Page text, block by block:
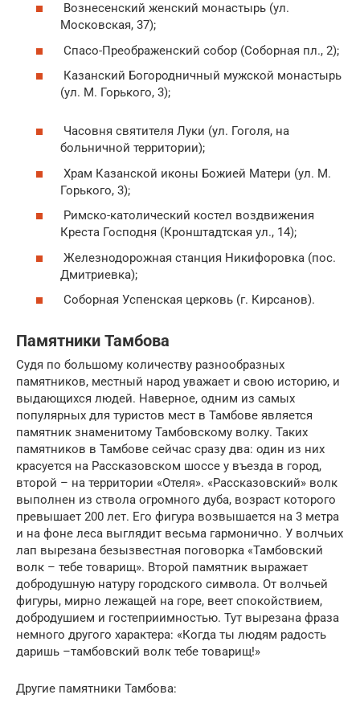
Вознесенский женский монастырь (ул.
Московская, 37);
Спасо-Преображенский собор (Соборная пл., 2);
Казанский Богородничный мужской монастырь
(ул. М. Горького, 3);
Часовня святителя Луки (ул. Гоголя, на
больничной территории);
Храм Казанской иконы Божией Матери (ул. М.
Горького, 3);
Римско-католический костел воздвижения
Креста Господня (Кронштадтская ул., 14);
Железнодорожная станция Никифоровка (пос.
Дмитриевка);
Соборная Успенская церковь (г. Кирсанов).
Памятники Тамбова
Судя по большому количеству разнообразных
памятников, местный народ уважает и свою историю, и
выдающихся людей. Наверное, одним из самых
популярных для туристов мест в Тамбове является
памятник знаменитому Тамбовскому волку. Таких
памятников в Тамбове сейчас сразу два: один из них
красуется на Рассказовском шоссе у въезда в город,
второй – на территории «Отеля». «Рассказовский» волк
выполнен из ствола огромного дуба, возраст которого
превышает 200 лет. Его фигура возвышается на 3 метра
и на фоне леса выглядит весьма гармонично. У волчьих
лап вырезана безызвестная поговорка «Тамбовский
волк – тебе товарищ». Второй памятник выражает
добродушную натуру городского символа. От волчьей
фигуры, мирно лежащей на горе, веет спокойствием,
добродушием и гостеприимностью. Тут вырезана фраза
немного другого характера: «Когда ты людям радость
даришь –тамбовский волк тебе товарищ!»
Другие памятники Тамбова: